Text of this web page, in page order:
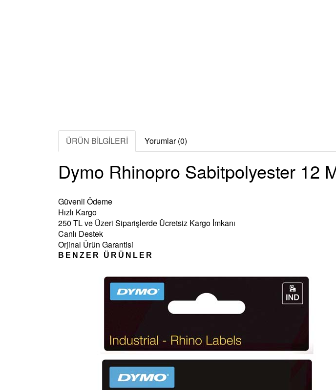
ÜRÜN BİLGİLERİ Yorumlar (0)
Dymo Rhinopro Sabitpolyester 12
Güvenli Ödeme
Hızlı Kargo
250 TL ve Üzeri Siparişlerde Ücretsiz Kargo İmkanı
Canlı Destek
Orjinal Ürün Garantisi
BENZER ÜRÜNLER